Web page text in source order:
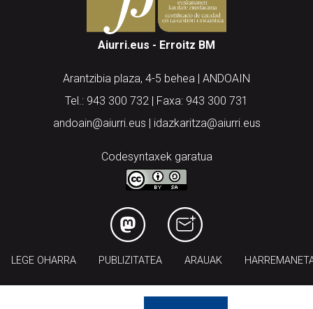
Aiurri.eus - Erroitz BM
Arantzibia plaza, 4-5 behea | ANDOAIN
Tel.: 943 300 732 | Faxa: 943 300 731
andoain@aiurri.eus | idazkaritza@aiurri.eus
Codesyntaxek garatua
LEGE OHARRA PUBLIZITATEA ARAUAK